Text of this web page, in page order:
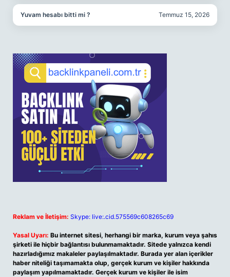
Yuvam hesabı bitti mi ? Temmuz 15, 2026
Reklam ve İletişim: Skype: live:.cid.575569c608265c69
Yasal Uyarı: Bu internet sitesi, herhangi bir marka, kurum veya şahıs
şirketi ile hiçbir bağlantısı bulunmamaktadır. Sitede yalnızca kendi
hazırladığımız makaleler paylaşılmaktadır. Burada yer alan içerikler
haber niteliği taşımamakta olup, gerçek kurum ve kişiler hakkında
paylaşım yapılmamaktadır. Gerçek kurum ve kişiler ile isim